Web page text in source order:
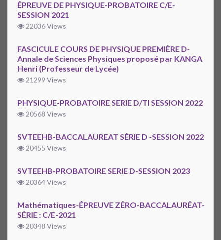
ÉPREUVE DE PHYSIQUE-PROBATOIRE C/E-
SESSION 2021
22036 Views
FASCICULE COURS DE PHYSIQUE PREMIÈRE D-
Annale de Sciences Physiques proposé par KANGA
Henri (Professeur de Lycée)
21299 Views
PHYSIQUE-PROBATOIRE SERIE D/TI SESSION 2022
20568 Views
SVTEEHB-BACCALAUREAT SÉRIE D -SESSION 2022
20455 Views
SVTEEHB-PROBATOIRE SERIE D-SESSION 2023
20364 Views
Mathématiques-ÉPREUVE ZÉRO-BACCALAURÉAT-
SÉRIE : C/E-2021
20348 Views